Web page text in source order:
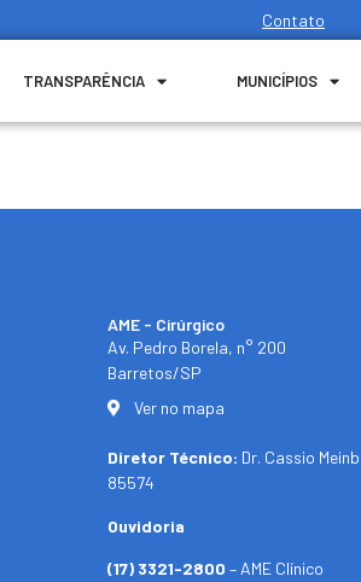
Contato
TRANSPARÊNCIA MUNICÍPIOS
AME - Cirúrgico
Av. Pedro Borela, n° 200
Barretos/SP
Ver no mapa
Diretor Técnico: Dr. Cassio
85574
Ouvidoria
(17) 3321-2800 – AME Clínico